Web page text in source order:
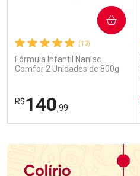
(13)
Fórmula Infantil Nanlac
Comfor 2 Unidades de 800g
R$140,99
COMPRAR